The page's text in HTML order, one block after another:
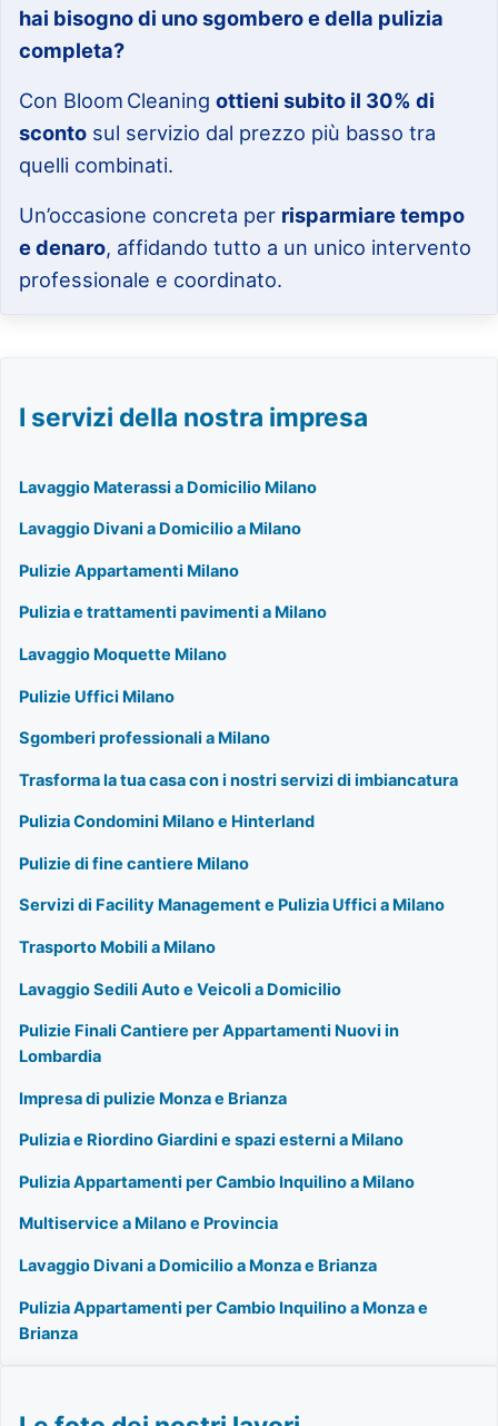
hai bisogno di uno sgombero e della pulizia
completa?
Con Bloom Cleaningottieni subito il 30% di
sconto sul servizio dal prezzo più basso tra
quelli combinati.
Un’occasione concreta per risparmiare tempo
e denaro, affidando tutto a un unico intervento
professionale e coordinato.
I servizi della nostra impresa
Lavaggio Materassi a Domicilio Milano
Lavaggio Divani a Domicilio a Milano
Pulizie Appartamenti Milano
Pulizia e trattamenti pavimenti a Milano
Lavaggio Moquette Milano
Pulizie Uffici Milano
Sgomberi professionali a Milano
Trasforma la tua casa con i nostri servizi di imbiancatura
Pulizia Condomini Milano e Hinterland
Pulizie di fine cantiere Milano
Servizi di Facility Management e Pulizia Uffici a Milano
Trasporto Mobili a Milano
Lavaggio Sedili Auto e Veicoli a Domicilio
Pulizie Finali Cantiere per Appartamenti Nuovi in
Lombardia
Impresa di pulizie Monza e Brianza
Pulizia e Riordino Giardini e spazi esterni a Milano
Pulizia Appartamenti per Cambio Inquilino a Milano
Multiservice a Milano e Provincia
Lavaggio Divani a Domicilio a Monza e Brianza
Pulizia Appartamenti per Cambio Inquilino a Monza e
Brianza